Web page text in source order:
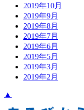
2019年10月
2019年9月
2019年8月
2019年7月
2019年6月
2019年5月
2019年3月
2019年2月
▲